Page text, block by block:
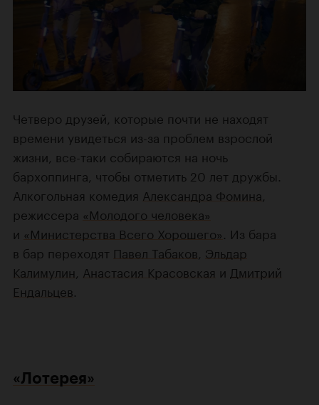
Четверо друзей, которые почти не находят
времени увидеться из-за проблем взрослой
жизни, все-таки собираются на ночь
бархоппинга, чтобы отметить 20 лет дружбы.
Алкогольная комедия Александра Фомина
режиссера «Молодого человека»
и «Министерства Всего Хорошего» . Из бара
в бар переходят Павел Табаков Эльдар
Калимулин Анастасия Красовская и Дмитрий
Ендальцев
«Лотерея»